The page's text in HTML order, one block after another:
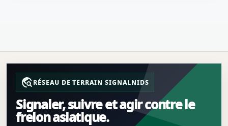
travel_exploreRÉSEAU DE TERRAIN SIGNALNIDS
Signaler, suivre et agir contre le
frelon asiatique.